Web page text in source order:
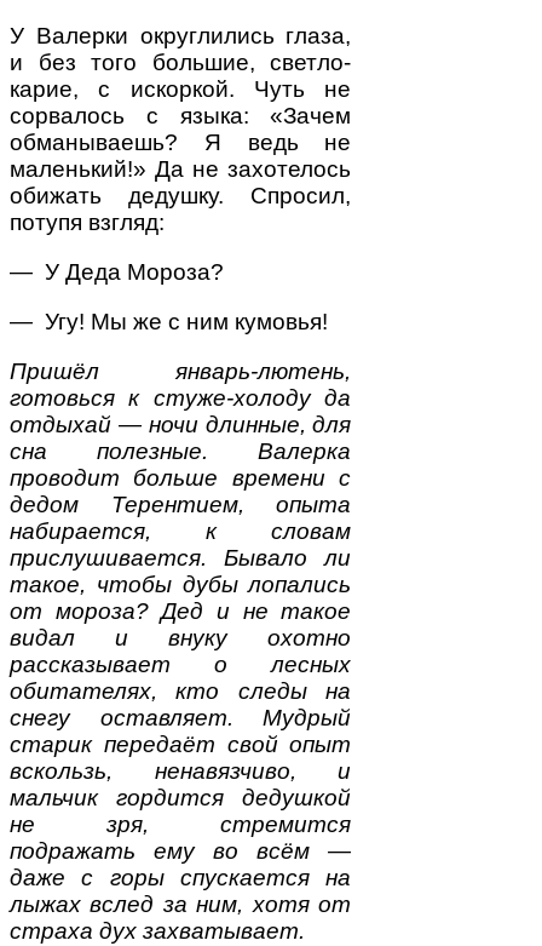
У Валерки округлились глаза,
и без того большие, светло-
карие, с искоркой. Чуть не
сорвалось с языка: «Зачем
обманываешь? Я ведь не
маленький!» Да не захотелось
обижать дедушку. Спросил,
потупя взгляд:
— У Деда Мороза?
— Угу! Мы же с ним кумовья!
Пришёл январь-лютень,
готовься к стуже-холоду да
отдыхай — ночи длинные, для
сна полезные. Валерка
проводит больше времени с
дедом Терентием, опыта
набирается, к словам
прислушивается. Бывало ли
такое, чтобы дубы лопались
от мороза? Дед и не такое
видал и внуку охотно
рассказывает о лесных
обитателях, кто следы на
снегу оставляет. Мудрый
старик передаёт свой опыт
вскользь, ненавязчиво, и
мальчик гордится дедушкой
не зря, стремится
подражать ему во всём —
даже с горы спускается на
лыжах вслед за ним, хотя от
страха дух захватывает.